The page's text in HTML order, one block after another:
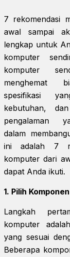
7 rekomendasi
awal sampai
lengkap untuk
komputer
komputer
menghemat
spesifikasi
kebutuhan,
pengalaman
dalam
ini adalah 7
komputer dari
dapat Anda ikuti.
1. Pilih
Langkah
komputer
yang sesuai
Beberapa